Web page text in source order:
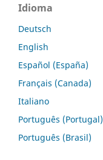
Idioma
Deutsch
English
Español (España)
Français (Canada)
Italiano
Português (Portugal)
Português (Brasil)